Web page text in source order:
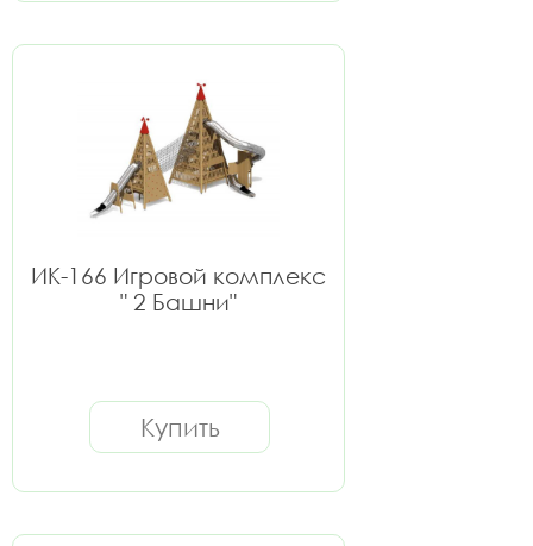
ИК-166 Игровой комплекс
" 2 Башни"
Купить